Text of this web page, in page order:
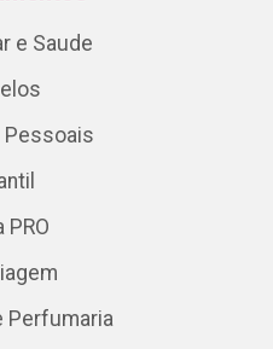
e Saude
Pessoais
PRO
Perfumaria